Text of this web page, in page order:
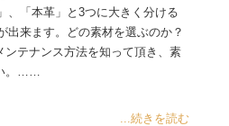
、「本革」と3つに大きく分ける
出来ます。どの素材を選ぶのか？
ンテナンス方法を知って頂き、素
。……
...続きを読む